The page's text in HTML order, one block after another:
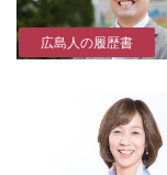
広島人の履歴書